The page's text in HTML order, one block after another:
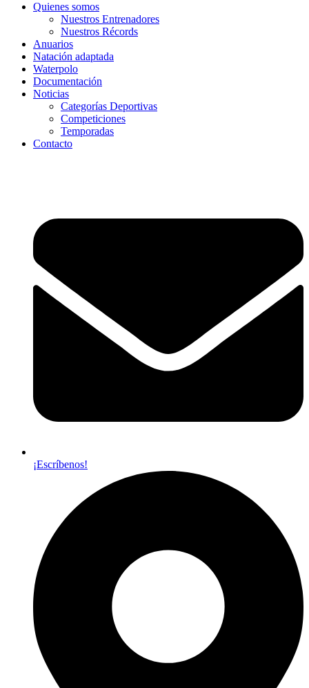
Quienes somos
Nuestros Entrenadores
Nuestros Récords
Anuarios
Natación adaptada
Waterpolo
Documentación
Noticias
Categorías Deportivas
Competiciones
Temporadas
Contacto
¡Escríbenos!